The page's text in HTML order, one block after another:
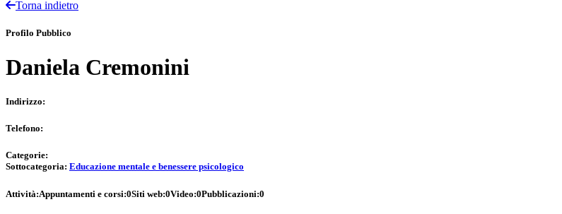
Torna indietro
Profilo Pubblico
Daniela Cremonini
Indirizzo:
Telefono:
Categorie:
Sottocategoria: Educazione mentale e benessere psicologico
Attività:Appuntamenti e corsi:0Siti web:0Video:0Pubblicazioni:0